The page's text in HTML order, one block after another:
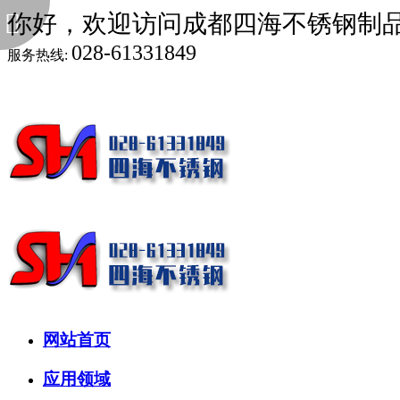
你好，欢迎访问成都四海不锈钢制
服务热线: 028-61331849
网站首页
应用领域